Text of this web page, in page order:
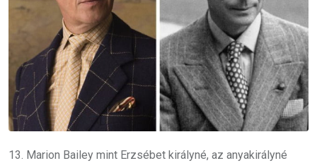
13. Marion Bailey mint Erzsébet királyné, az anyakirályné